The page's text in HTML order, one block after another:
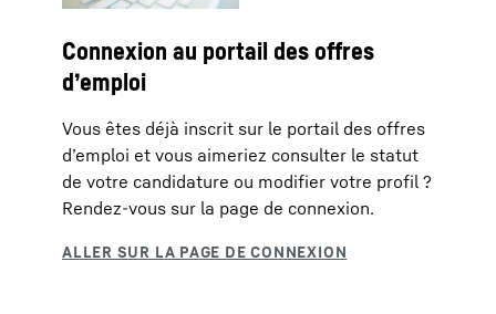
Connexion au portail des offres
d’emploi
Vous êtes déjà inscrit sur le portail des offres
d’emploi et vous aimeriez consulter le statut
de votre candidature ou modifier votre profil ?
Rendez-vous sur la page de connexion.